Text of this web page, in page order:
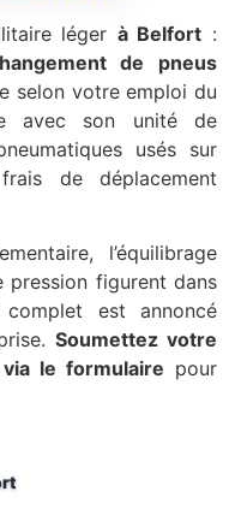
léger à Belfort :
de pneus
selon votre emploi du
avec son unité de
usés sur
de déplacement
l’équilibrage
figurent dans
est annoncé
Soumettez votre
le formulaire pour